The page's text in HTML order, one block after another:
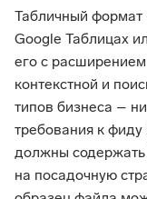
Табличный формат
Google Таблицах
его с
контекстной и
типов бизнеса –
требования к
должны содержать
на посадочную